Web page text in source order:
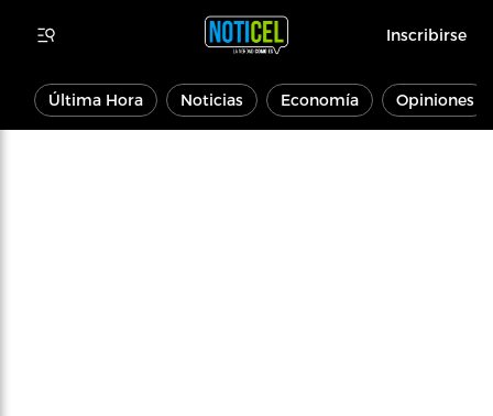
Inscribirse
Última Hora Noticias Economía Opiniones